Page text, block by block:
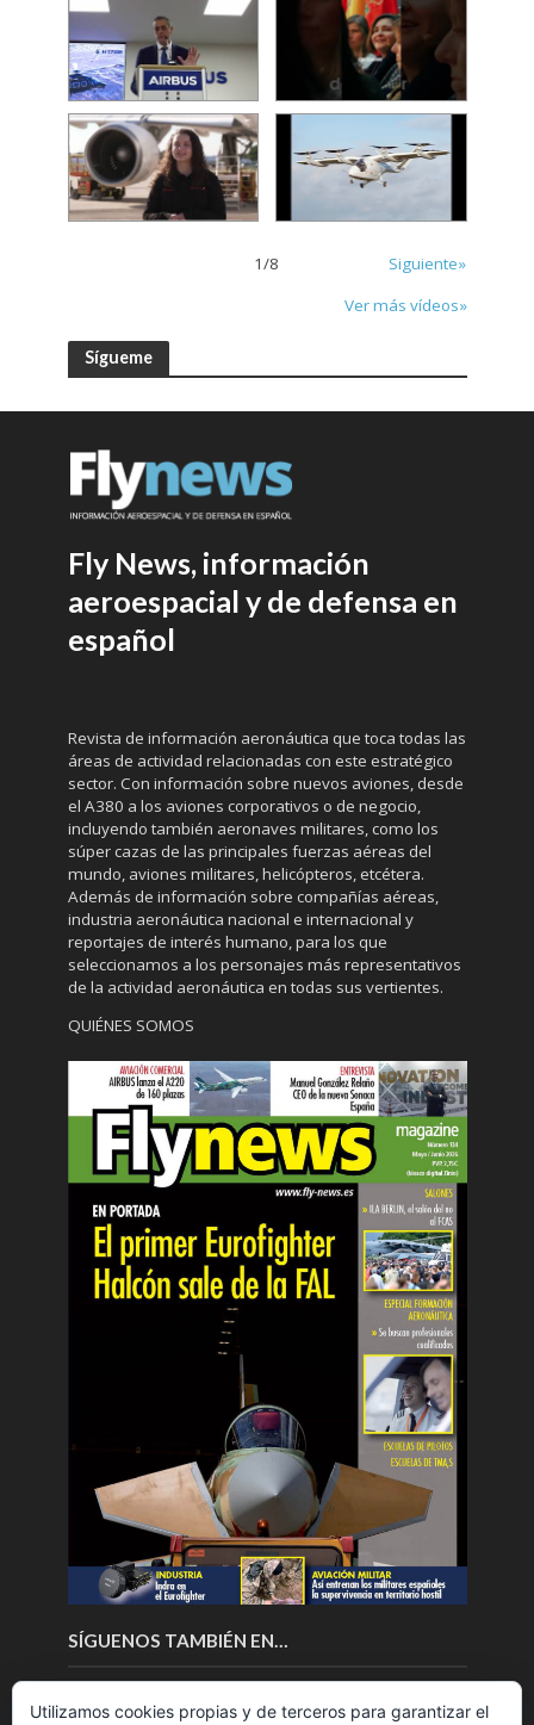
1/8
Siguiente»
Ver más vídeos»
Sígueme
Fly News, información
aeroespacial y de defensa en
español
Revista de información aeronáutica que toca todas las
áreas de actividad relacionadas con este estratégico
sector. Con información sobre nuevos aviones, desde
el A380 a los aviones corporativos o de negocio,
incluyendo también aeronaves militares, como los
súper cazas de las principales fuerzas aéreas del
mundo, aviones militares, helicópteros, etcétera.
Además de información sobre compañías aéreas,
industria aeronáutica nacional e internacional y
reportajes de interés humano, para los que
seleccionamos a los personajes más representativos
de la actividad aeronáutica en todas sus vertientes.
QUIÉNES SOMOS
SÍGUENOS TAMBIÉN EN…
Utilizamos cookies propias y de terceros para garantizar el